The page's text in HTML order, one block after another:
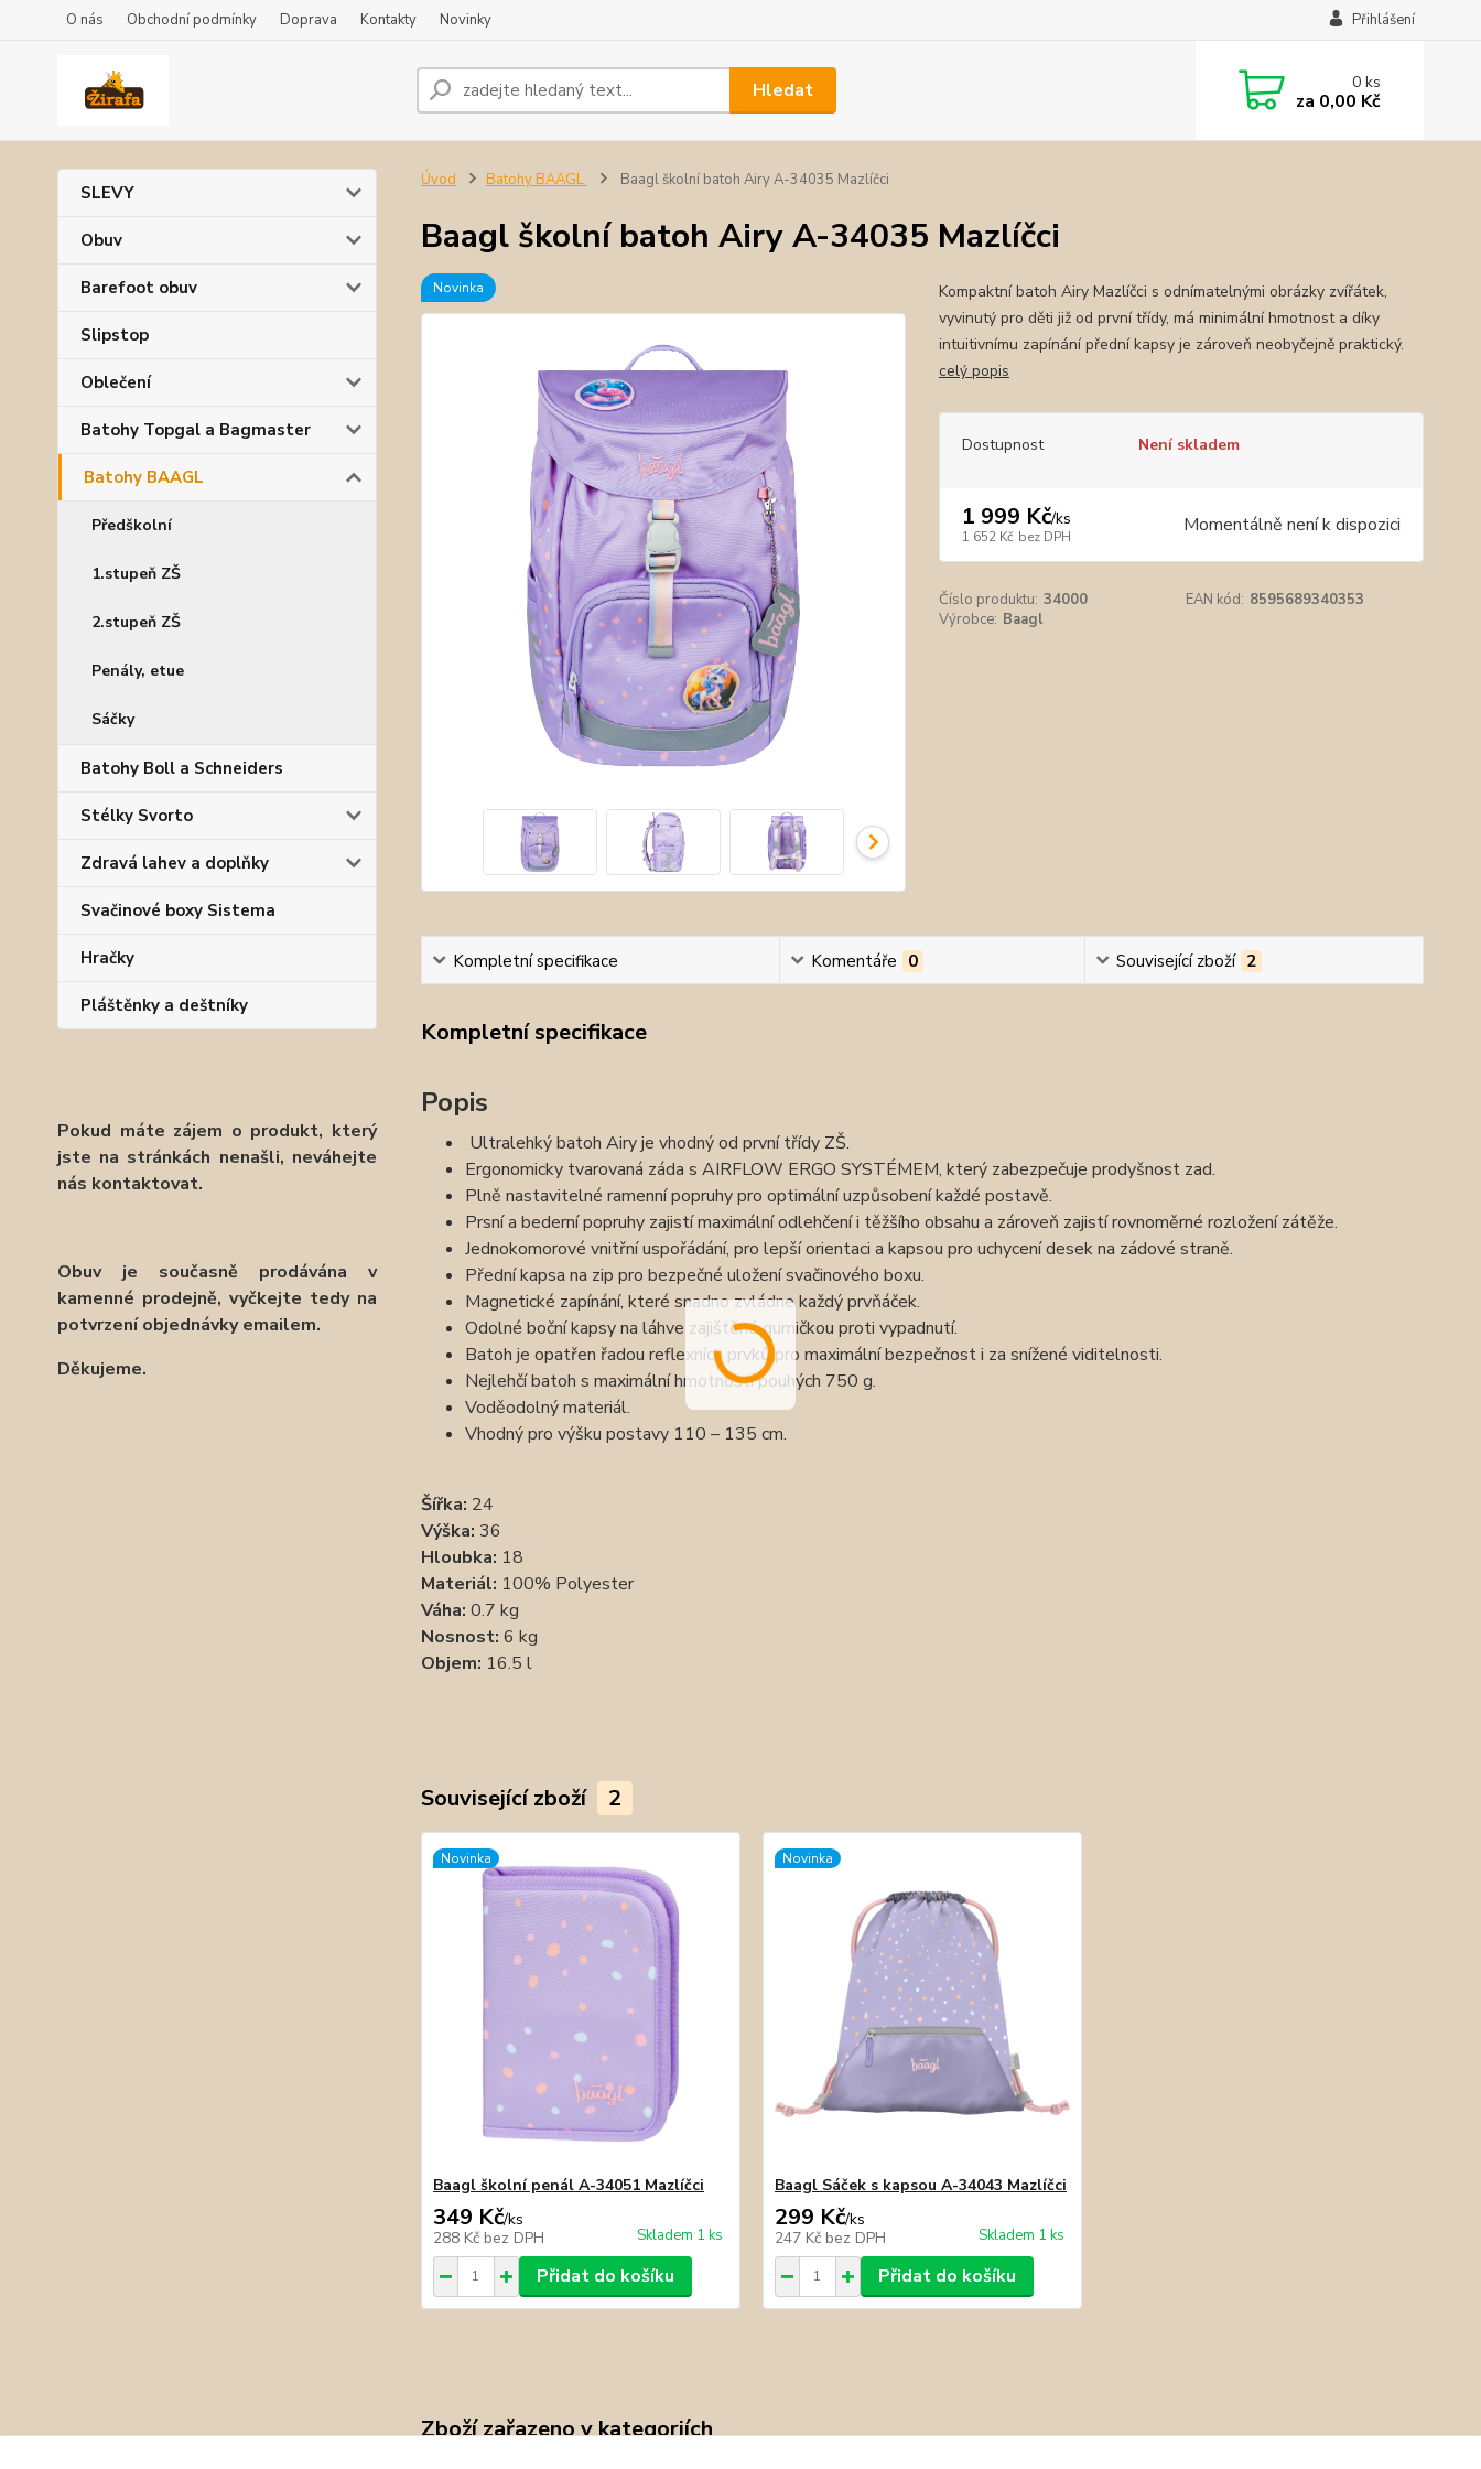
O nás Obchodní podmínky Doprava Kontakty Novinky Přihlášení
Hledat 0ks
za 0,00 Kč
SLEVY
Obuv
Barefoot obuv
Slipstop
Oblečení
Batohy Topgal a Bagmaster
Batohy BAAGL
Předškolní
1.stupeň ZŠ
2.stupeň ZŠ
Penály, etue
Sáčky
Batohy Boll a Schneiders
Stélky Svorto
Zdravá lahev a doplňky
Svačinové boxy Sistema
Hračky
Pláštěnky a deštníky
Pokud máte zájem o produkt, který
jste na stránkách nenašli, neváhejte
nás kontaktovat.
Obuv je současně prodávána v
kamenné prodejně, vyčkejte tedy na
potvrzení objednávky emailem.
Děkujeme.
Úvod Batohy BAAGL Baagl školní batoh Airy A-34035 Mazlíčci
Baagl školní batoh Airy A-34035 Mazlíčci
Novinka
Kompaktní batoh Airy Mazlíčci s odnímatelnými obrázky zvířátek,
vyvinutý pro děti již od první třídy, má minimální hmotnost a díky
intuitivnímu zapínání přední kapsy je zároveň neobyčejně praktický.
celý popis
Dostupnost Není skladem
1 999 Kč/ks
1 652 Kč bez DPH Momentálně není k dispozici
Číslo produktu: 34000 EAN kód: 8595689340353
Výrobce: Baagl
Kompletní specifikace Komentáře 0 Související zboží 2
Kompletní specifikace
Popis
Ultralehký batoh Airy je vhodný od první třídy ZŠ.
Ergonomicky tvarovaná záda s AIRFLOW ERGO SYSTÉMEM, který zabezpečuje prodyšnost zad.
Plně nastavitelné ramenní popruhy pro optimální uzpůsobení každé postavě.
Prsní a bederní popruhy zajistí maximální odlehčení i těžšího obsahu a zároveň zajistí rovnoměrné rozložení zátěže.
Jednokomorové vnitřní uspořádání, pro lepší orientaci a kapsou pro uchycení desek na zádové straně.
Přední kapsa na zip pro bezpečné uložení svačinového boxu.
Magnetické zapínání, které snadno zvládne každý prvňáček.
Odolné boční kapsy na láhve zajištěné gumičkou proti vypadnutí.
Batoh je opatřen řadou reflexních prvků pro maximální bezpečnost i za snížené viditelnosti.
Nejlehčí batoh s maximální hmotností pouhých 750 g.
Voděodolný materiál.
Vhodný pro výšku postavy 110 – 135 cm.
Šířka: 24
Výška: 36
Hloubka: 18
Materiál: 100% Polyester
Váha: 0.7 kg
Nosnost: 6 kg
Objem: 16.5 l
Související zboží 2
Novinka
Baagl školní penál A-34051 Mazlíčci
349 Kč/ks
288 Kč bez DPH Skladem 1 ks
Přidat do košíku
Novinka
Baagl Sáček s kapsou A-34043 Mazlíčci
299 Kč/ks
247 Kč bez DPH Skladem 1 ks
Přidat do košíku
Zboží zařazeno v kategoriích